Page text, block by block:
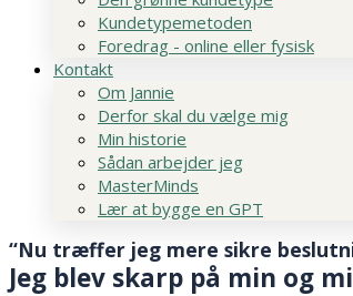
Kundetypemetoden
Foredrag - online eller fysisk
Kontakt
Om Jannie
Derfor skal du vælge mig
Min historie
Sådan arbejder jeg
MasterMinds
Lær at bygge en GPT
“Nu træffer jeg mere sikre
Jeg blev skarp på min og